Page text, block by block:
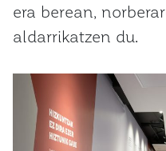
era berean,
aldarrikatzen du.